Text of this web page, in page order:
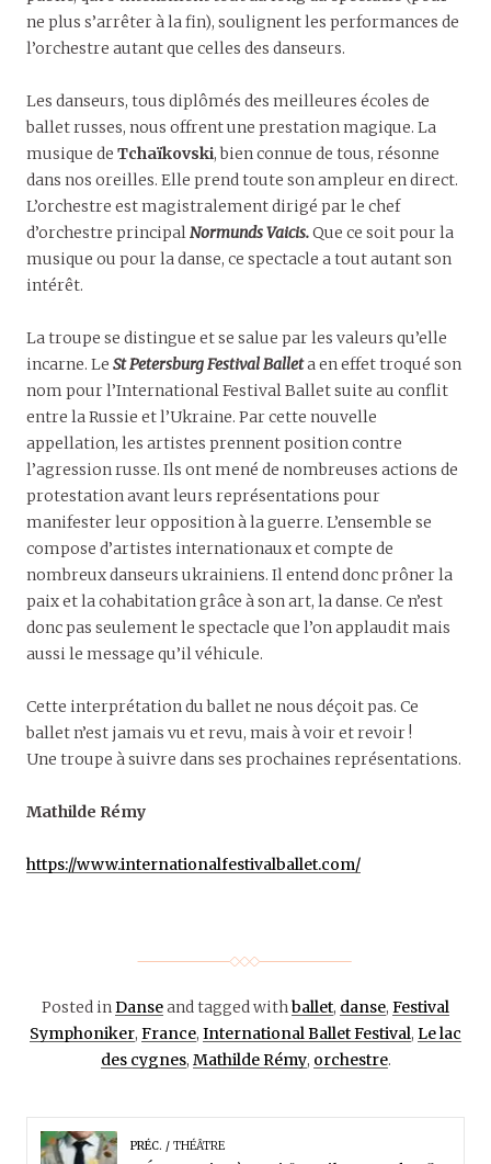
ne plus s’arrêter à la fin), soulignent les performances de
l’orchestre autant que celles des danseurs.
Les danseurs, tous diplômés des meilleures écoles de
ballet russes, nous offrent une prestation magique. La
musique de Tchaïkovski, bien connue de tous, résonne
dans nos oreilles. Elle prend toute son ampleur en direct.
L’orchestre est magistralement dirigé par le chef
d’orchestre principalNormunds Vaicis.Que ce soit pour la
musique ou pour la danse, ce spectacle a tout autant son
intérêt.
La troupe se distingue et se salue par les valeurs qu’elle
incarne. Le St Petersburg Festival Balleta en effet troqué son
nom pour l’International Festival Ballet suite au conflit
entre la Russie et l’Ukraine. Par cette nouvelle
appellation, les artistes prennent position contre
l’agression russe. Ils ont mené de nombreuses actions de
protestation avant leurs représentations pour
manifester leur opposition à la guerre. L’ensemble se
compose d’artistes internationaux et compte de
nombreux danseurs ukrainiens. Il entend donc prôner la
paix et la cohabitation grâce à son art, la danse. Ce n’est
donc pas seulement le spectacle que l’on applaudit mais
aussi le message qu’il véhicule.
Cette interprétation du ballet ne nous déçoit pas. Ce
ballet n’est jamais vu et revu, mais à voir et revoir !
Une troupe à suivre dans ses prochaines représentations.
Mathilde Rémy
https://www.internationalfestivalballet.com/
Posted inDanseand tagged withballet, danse, Festival
Symphoniker, France, International Ballet Festival, Le lac
des cygnes, Mathilde Rémy, orchestre.
PRÉC. THÉÂTRE